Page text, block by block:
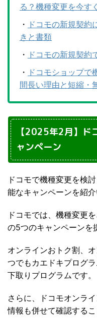
る？機種変更を今す
・ ドコモの新規契約
きと書類
・ ドコモの新規契約
・ ドコモショップで
間長い理由と短縮・
【2025年2月】ド
ャンペーン
ドコモで機種変更を検
能なキャンペーンを紹介
ドコモでは、機種変更
の5つのキャンペーンを
オンラインおトク割、
つでもカエドキプログ
下取りプログラムです。
さらに、ドコモオンラ
情報も併せて確認するこ